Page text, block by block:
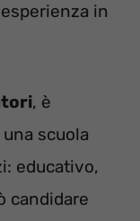
in
, è
scuola
educativo,
candidare